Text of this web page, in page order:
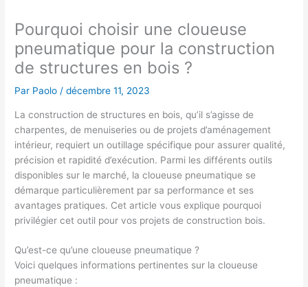
Pourquoi choisir une cloueuse
pneumatique pour la construction
de structures en bois ?
Par Paolo /décembre 11, 2023
La construction de structures en bois, qu’il s’agisse de
charpentes, de menuiseries ou de projets d’aménagement
intérieur, requiert un outillage spécifique pour assurer qualité,
précision et rapidité d’exécution. Parmi les différents outils
disponibles sur le marché, la cloueuse pneumatique se
démarque particulièrement par sa performance et ses
avantages pratiques. Cet article vous explique pourquoi
privilégier cet outil pour vos projets de construction bois.
Qu’est-ce qu’une cloueuse pneumatique ?
Voici quelques informations pertinentes sur la cloueuse
pneumatique :